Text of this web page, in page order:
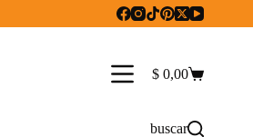
Carro
$ 0,00
buscar